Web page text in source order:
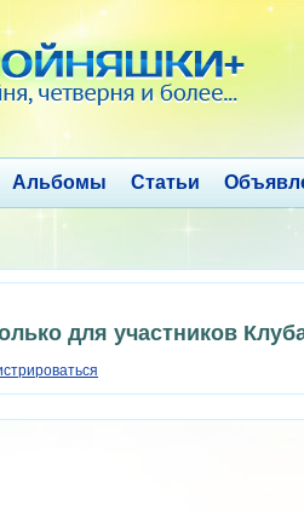
Альбомы Статьи
для участников